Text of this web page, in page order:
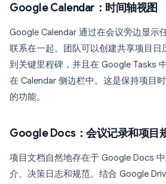
Google Calendar：时间轴视图
Google Calendar 通过在会议旁边显示
联系在一起。团队可以创建共享项目日
到关键里程碑，并且在 Google Tasks
在 Calendar 侧边栏中。这是保持项目
的功能。
Google Docs：会议记录和项目
项目文档自然地存在于 Google Docs
介、决策日志和规范。结合 Google